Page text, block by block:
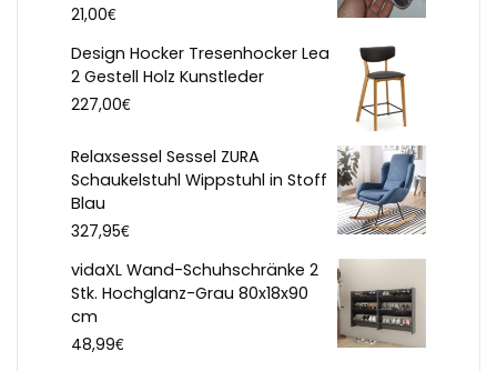
21,00€
Design Hocker Tresenhocker Lea
2 Gestell Holz Kunstleder
227,00€
Relaxsessel Sessel ZURA
Schaukelstuhl Wippstuhl in Stoff
Blau
327,95€
vidaXL Wand-Schuhschränke 2
Stk. Hochglanz-Grau 80x18x90
cm
48,99€